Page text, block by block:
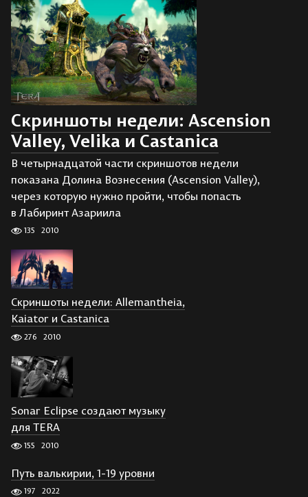
Скриншоты недели: Ascension
Valley, Velika и Castanica
В четырнадцатой части скриншотов недели
показана Долина Вознесения (Ascension Valley),
через которую нужно пройти, чтобы попасть
в Лабиринт Азариила
135 2010
Скриншоты недели: Allemantheia,
Kaiator и Castanica
276 2010
Sonar Eclipse создают музыку
для TERA
155 2010
Путь валькирии, 1-19 уровни
197 2022